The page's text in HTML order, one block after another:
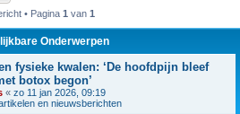
• Pagina 1 van 1
Onderwerpen
fysieke kwalen: ‘De hoofdpijn bleef
botox begon’
« zo 11 jan 2026, 09:19
en nieuwsberichten